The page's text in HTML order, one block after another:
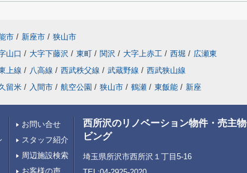
市 / 新座市 / 狭山市
山口 / 大字下藤沢 / 東町 / 関沢 / 大字上赤工 / 西堀 / 広瀬東
上線 / 八高線 / 西武秩父線 / 武蔵野線 / 西武狭山線
留米 / 入間市 / 航空公園 / 狭山市 / 鶴瀬 / 東飯能 / 新座
お問い合せ
スタッフ紹介
周辺施設検索
お客様の声
西所沢のリノベーション物件・売主
ビング
埼玉県所沢市西所沢１丁目5-16